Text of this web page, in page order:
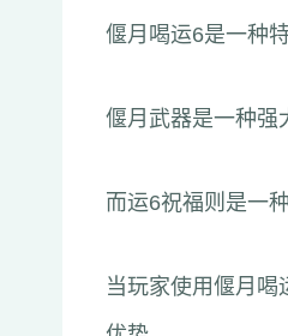
偃月喝运6是一种
偃月武器是一种强
而运6祝福则是一
当玩家使用偃月